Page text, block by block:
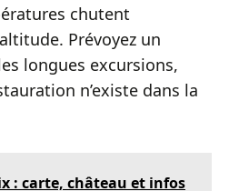
chutent
Prévoyez un
longues excursions,
n’existe dans la
: carte, château et infos